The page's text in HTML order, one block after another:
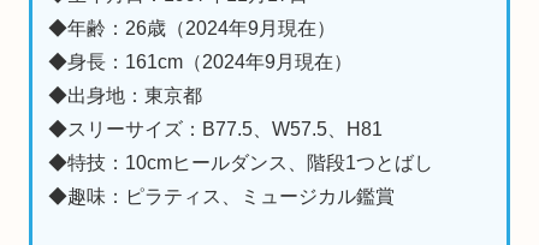
◆年齢：26歳（2024年9月現在）
◆身長：161cm（2024年9月現在）
◆出身地：東京都
◆スリーサイズ：B77.5、W57.5、H81
◆特技：10cmヒールダンス、階段1つとばし
◆趣味：ピラティス、ミュージカル鑑賞